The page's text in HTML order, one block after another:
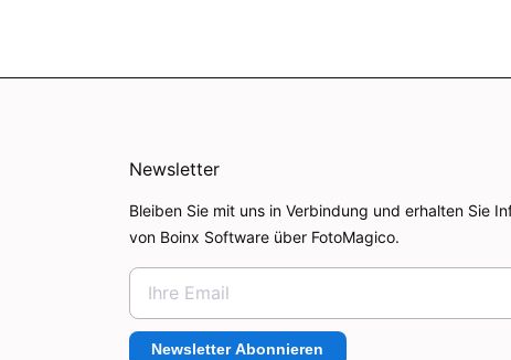
Newsletter
Bleiben Sie mit uns in Verbindung und erhalten Sie
von Boinx Software über FotoMagico.
Newsletter Abonnieren